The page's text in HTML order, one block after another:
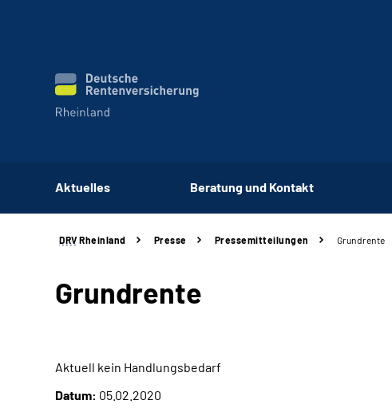
Aktuelles Beratung und Kontakt
DRV Rheinland Presse Pressemitteilungen Grundrente
Grundrente
Aktuell kein Handlungsbedarf
Datum: 05.02.2020